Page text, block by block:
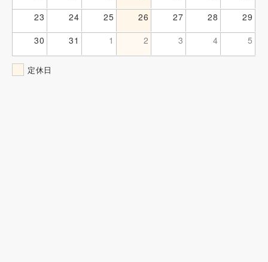
23
24 25 26 27 28
29
30
31 1 2 3 4 5
定休日